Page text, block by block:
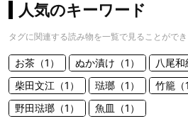
人気のキーワード
タグに関連する読み物を一覧で見ることがで
お茶（1） ぬか漬け（1） 八尾和
柴田文江（1）
琺瑯（1） 竹籠（1
野田琺瑯（1）
魚皿（1）